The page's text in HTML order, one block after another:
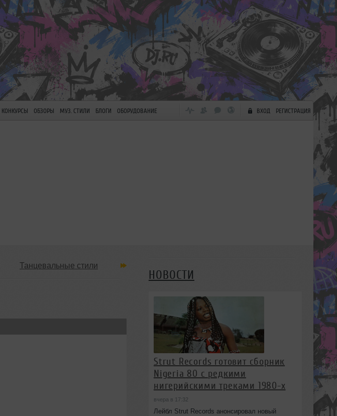
КОНКУРСЫ ОБЗОРЫ МУЗ. СТИЛИ БЛОГИ ОБОРУДОВАНИЕ ВХОД РЕГИСТРАЦИЯ
Танцевальные стили
НОВОСТИ
Strut Records готовит сборник
Nigeria 80 с редкими
нигерийскими треками 1980-х
вчера в 17:32
Лейбл Strut Records анонсировал новый